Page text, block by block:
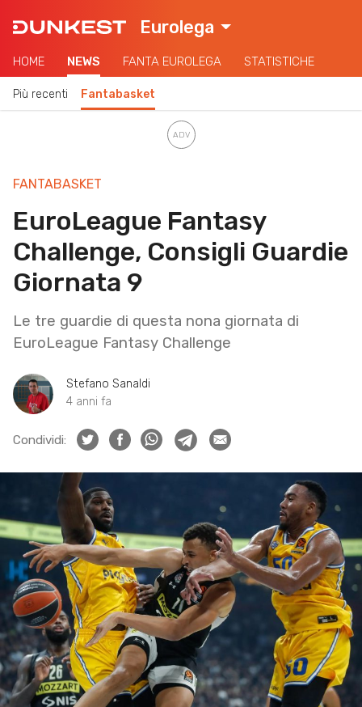
Eurolega
HOME NEWS FANTA EUROLEGA STATISTICHE
Più recenti Fantabasket
FANTABASKET
EuroLeague Fantasy
Challenge, Consigli Guardie
Giornata 9
Le tre guardie di questa nona giornata di
EuroLeague Fantasy Challenge
Stefano Sanaldi
4 anni fa
Condividi: